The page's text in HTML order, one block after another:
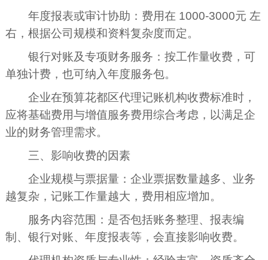
年度报表或审计协助：费用在 1000-3000元 左
右，根据公司规模和资料复杂度而定。
银行对账及专项财务服务：按工作量收费，可
单独计费，也可纳入年度服务包。
企业在预算花都区代理记账机构收费标准时，
应将基础费用与增值服务费用综合考虑，以满足企
业的财务管理需求。
三、影响收费的因素
企业规模与票据量：企业票据数量越多、业务
越复杂，记账工作量越大，费用相应增加。
服务内容范围：是否包括账务整理、报表编
制、银行对账、年度报表等，会直接影响收费。